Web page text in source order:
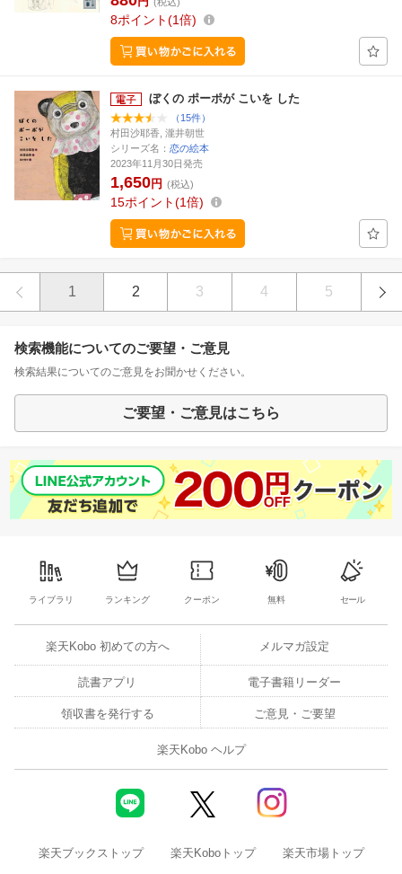
8ポイント 1倍
ぼくの ポーポが こいを した
（15件）
村田沙耶香, 瀧井朝世
シリーズ名： 恋の絵本
2023年11月30日発売
1,650円 (税込)
15ポイント 1倍
1 2 3 4 5
検索機能についてのご要望・ご意見
検索結果についてのご意見をお聞かせください。
ご要望・ご意見はこちら
ライブラリ ランキング クーポン 無料 セール
楽天Kobo 初めての方へ メルマガ設定
読書アプリ 電子書籍リーダー
領収書を発行する ご意見・ご要望
楽天Kobo ヘルプ
楽天ブックストップ 楽天Koboトップ 楽天市場トップ